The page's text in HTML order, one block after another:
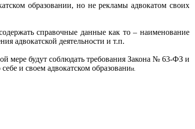
образовании, но не рекламы адвокатом своих
справочные данные как то – наименование
адвокатской деятельности и т.п.
мере будут соблюдать требования Закона № 63-ФЗ и
и своем адвокатском образовании.